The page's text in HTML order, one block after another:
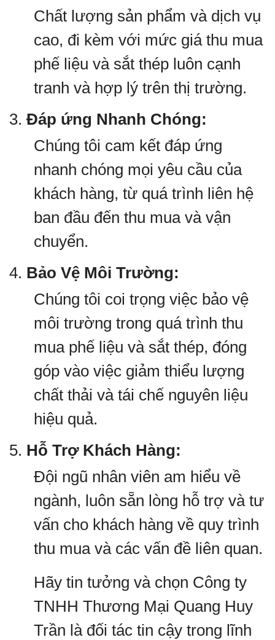
Chất lượng sản phẩm và dịch vụ
cao, đi kèm với mức giá thu mua
phế liệu và sắt thép luôn cạnh
tranh và hợp lý trên thị trường.
3. Đáp ứng Nhanh Chóng:
Chúng tôi cam kết đáp ứng
nhanh chóng mọi yêu cầu của
khách hàng, từ quá trình liên hệ
ban đầu đến thu mua và vận
chuyển.
4. Bảo Vệ Môi Trường:
Chúng tôi coi trọng việc bảo vệ
môi trường trong quá trình thu
mua phế liệu và sắt thép, đóng
góp vào việc giảm thiểu lượng
chất thải và tái chế nguyên liệu
hiệu quả.
5. Hỗ Trợ Khách Hàng:
Đội ngũ nhân viên am hiểu về
ngành, luôn sẵn lòng hỗ trợ và tư
vấn cho khách hàng về quy trình
thu mua và các vấn đề liên quan.
Hãy tin tưởng và chọn Công ty
TNHH Thương Mại Quang Huy
Trần là đối tác tin cậy trong lĩnh